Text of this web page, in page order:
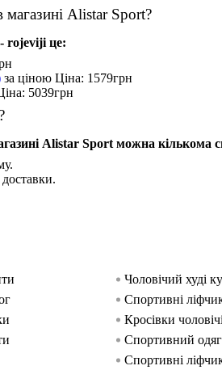
магазині Alistar Sport?
- rojeviji це:
за ціною Ціна: 1579грн
5039грн
Alistar Sport можна кількома
Чоловічий худі
Спортивні
Кросівки
Спортивний одяг
Спортивні